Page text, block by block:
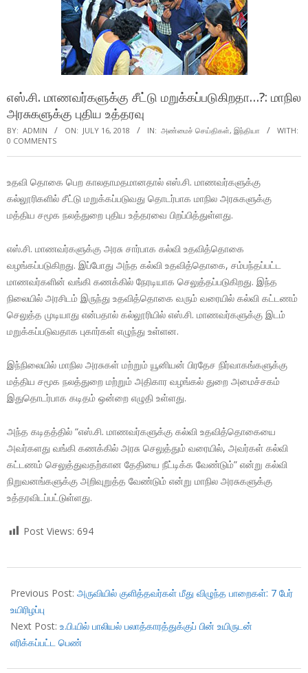
எஸ்.சி. மாணவர்களுக்கு சீட்டு மறுக்கப்படுகிறதா…?: மாநில
அரசுகளுக்கு புதிய உத்தரவு
BY: ADMIN ON: JULY 16, 2018 IN: அண்மைச் செய்திகள், இந்தியா
WITH:
0 COMMENTS
உதவி தொகை பெற காலதாமதமானதால் எஸ்.சி. மாணவர்களுக்கு
கல்லூரிகளில் சீட்டு மறுக்கப்படுவது தொடர்பாக மாநில அரசுகளுக்கு
மத்திய சமூக நலத்துறை புதிய உத்தரவை பிறப்பித்துள்ளது.
எஸ்.சி. மாணவர்களுக்கு அரசு சார்பாக கல்வி உதவித்தொகை
வழங்கப்படுகிறது. இப்போது அந்த கல்வி உதவித்தொகை, சம்பந்தப்பட்ட
மாணவர்களின் வங்கி கணக்கில் நேரடியாக செலுத்தப்படுகிறது. இந்த
நிலையில் அரசிடம் இருந்து உதவித்தொகை வரும் வரையில் கல்வி கட்டணம்
செலுத்த முடியாது என்பதால் கல்லூரியில் எஸ்.சி. மாணவர்களுக்கு இடம்
மறுக்கப்படுவதாக புகார்கள் எழுந்து உள்ளன.
இந்நிலையில் மாநில அரசுகள் மற்றும் யூனியன் பிரதேச நிர்வாகங்களுக்கு
மத்திய சமூக நலத்துறை மற்றும் அதிகார வழங்கல் துறை அமைச்சகம்
இதுதொடர்பாக கடிதம் ஒன்றை எழுதி உள்ளது.
அந்த கடிதத்தில் “எஸ்.சி. மாணவர்களுக்கு கல்வி உதவித்தொகையை
அவர்களது வங்கி கணக்கில் அரசு செலுத்தும் வரையில், அவர்கள் கல்வி
கட்டணம் செலுத்துவதற்கான தேதியை நீட்டிக்க வேண்டும்” என்று கல்வி
நிறுவனங்களுக்கு அறிவுறுத்த வேண்டும் என்று மாநில அரசுகளுக்கு
உத்தரவிடப்பட்டுள்ளது.
Post Views: 694
07-
16
Previous Post: அருவியில் குளித்தவர்கள் மீது விழுந்த பாறைகள்: 7 பேர்
உயிரிழப்பு
Next Post: உ.பி.யில் பாலியல் பலாத்காரத்துக்குப் பின் உயிருடன்
எரிக்கப்பட்ட பெண்